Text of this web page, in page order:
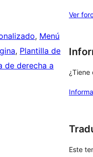
, Menú
, Plantilla de
de derecha a
Ver
Este